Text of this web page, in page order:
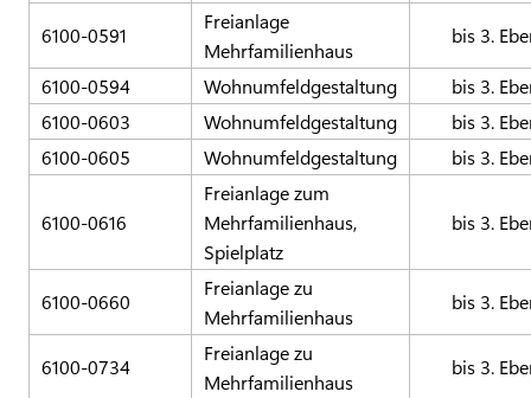
6100-0591
Freianlage
Mehrfamilienhaus
bis 3.
6100-0594 Wohnumfeldgestaltung
bis 3.
6100-0603
Wohnumfeldgestaltung
bis 3.
6100-0605
Wohnumfeldgestaltung bis 3.
6100-0616
Freianlage zum
Mehrfamilienhaus,
Spielplatz
bis 3.
6100-0660
Freianlage zu
Mehrfamilienhaus
bis 3.
6100-0734
Freianlage zu
Mehrfamilienhaus
bis 3.